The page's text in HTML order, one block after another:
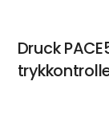
Druck